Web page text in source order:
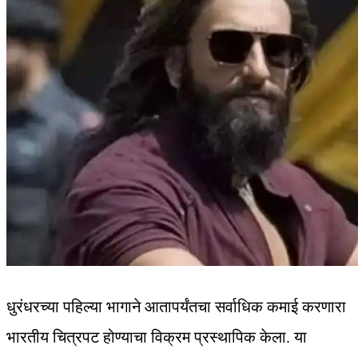
धुरंधरच्या पहिल्या भागाने आतापर्यंतचा सर्वाधिक कमाई करणारा
भारतीय चित्रपट होण्याचा विक्रम प्रस्थापिक केला. या